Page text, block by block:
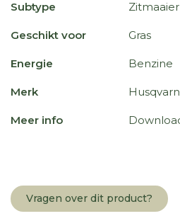
Subtype
Geschikt voor Gras
Energie Benzine
Merk
Meer info
Vragen over dit product?